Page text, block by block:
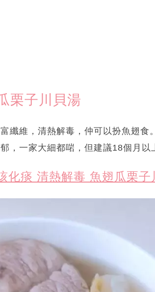
栗子川貝湯
纖維，清熱解毒，仲可以扮魚翅食
，一家大細都啱，但建議18個月以
化痰 清熱解毒 魚翅瓜栗子